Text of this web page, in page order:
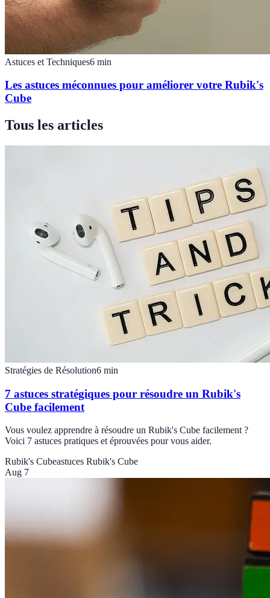
Astuces et Techniques6 min
Les astuces méconnues pour améliorer votre Rubik's
Cube
Tous les articles
Stratégies de Résolution6 min
7 astuces stratégiques pour résoudre un Rubik's
Cube facilement
Vous voulez apprendre à résoudre un Rubik's Cube facilement ?
Voici 7 astuces pratiques et éprouvées pour vous aider.
Rubik's Cubeastuces Rubik's Cube
Aug 7